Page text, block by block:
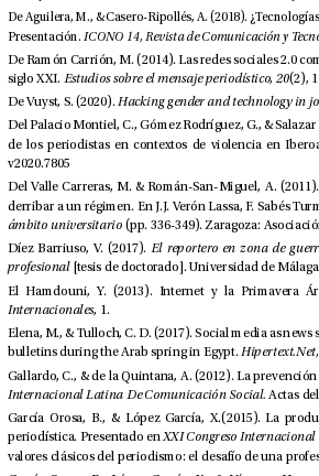
Presentación. ICONO 14, Revista d
e Comunicaci ó
n y Tecno l
Estudios sobre el mensaje periodístico, 20
De Vuyst, S. (2020).
v2020.7805
ámbito universitario
[tesis de
Internacionales , 1.
bulletins during the Arab spring in Egypt.
Internacional Latina De Comunicación Social.
periodística. Presentado en